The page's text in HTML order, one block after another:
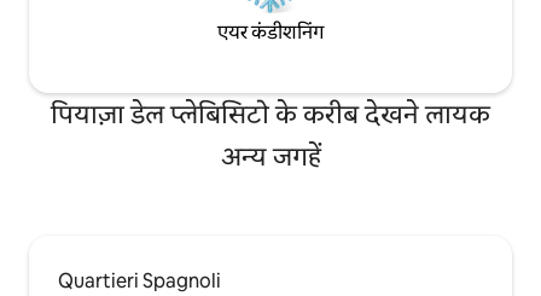
एयर कंडीशनिंग
पियाज़ा डेल प्लेबिसिटो के करीब देखने लायक
अन्य जगहें
Quartieri Spagnoli